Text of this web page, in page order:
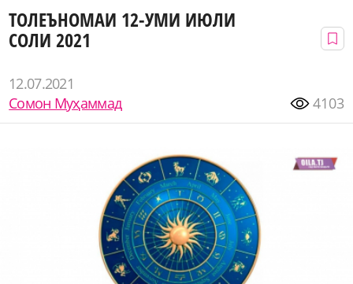
ТОЛЕЪНОМАИ 12-УМИ ИЮЛИ
СОЛИ 2021
12.07.2021
Сомон Муҳаммад
4103